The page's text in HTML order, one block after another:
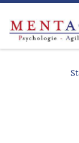
Zum Inhalt